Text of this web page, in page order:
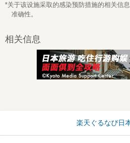
*关于该设施采取的感染预防措施的相关信
准确性。
相关信息
楽天ぐるなび日